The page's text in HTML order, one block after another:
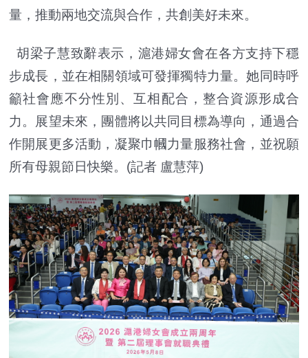
量，推動兩地交流與合作，共創美好未來。
胡梁子慧致辭表示，滬港婦女會在各方支持下穩
步成長，並在相關領域可發揮獨特力量。她同時呼
籲社會應不分性別、互相配合，整合資源形成合
力。展望未來，團體將以共同目標為導向，通過合
作開展更多活動，凝聚巾幗力量服務社會，並祝願
所有母親節日快樂。(記者 盧慧萍)